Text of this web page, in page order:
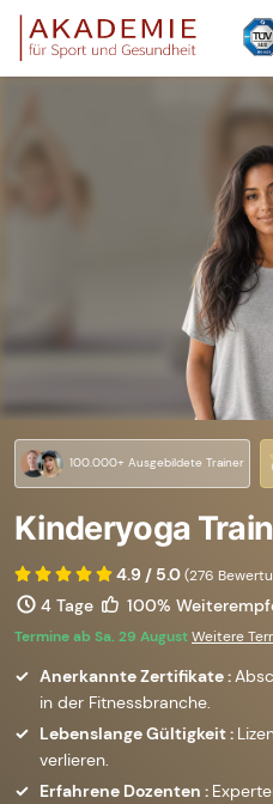
100.000+ Ausgebildete Trainer
Kinderyoga
4.9 / 5.0(276
4 Tage
100%
Termine ab Sa. 29 AugustWeitere
Anerkannte Zertifikate :
in der Fitnessbranche.
Lebenslange Gültigkeit :
verlieren.
Erfahrene Dozenten :